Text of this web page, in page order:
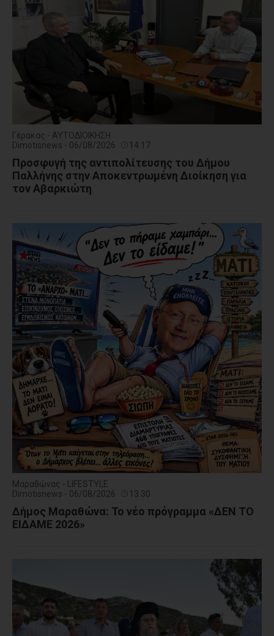
Γέρακας - ΑΥΤΟΔΙΟΙΚΗΣΗ
Dimotisnews - 06/08/2026
14:17
Προσφυγή της αντιπολίτευσης του Δήμου
Παλλήνης στην Αποκεντρωμένη Διοίκηση για
τον Αβαρκιώτη
Μαραθώνας - LIFESTYLE
Dimotisnews - 06/08/2026
13:30
Δήμος Μαραθώνα: Το νέο πρόγραμμα «ΔΕΝ ΤΟ
ΕΙΔΑΜΕ 2026»